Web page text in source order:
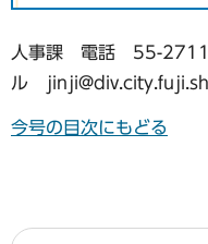
人事課 電話 55-
ル
今号の目次にもどる